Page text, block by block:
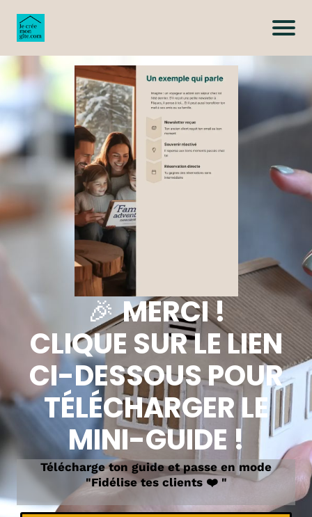
🎉MERCI !
CLIQUE SUR LE LIEN
CI-DESSOUS POUR
TÉLÉCHARGER LE
MINI-GUIDE !
Télécharge ton guide et passe en mode
"Fidélise tes clients ❤️ "